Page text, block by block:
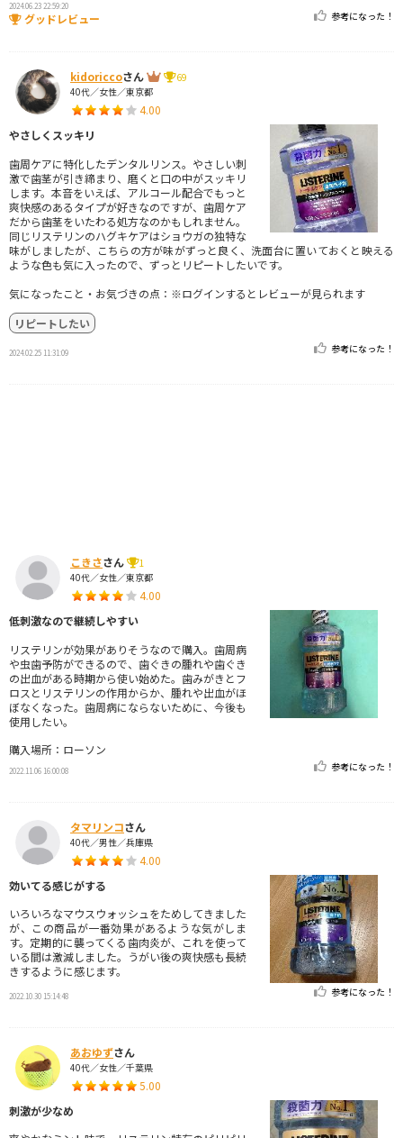
2024.06.23 22:59:20
グッドレビュー 参考になった！
kidoriccoさん
69
40代／女性／東京都
4.00
やさしくスッキリ
歯周ケアに特化したデンタルリンス。やさしい刺
激で歯茎が引き締まり、磨くと口の中がスッキリ
します。本音をいえば、アルコール配合でもっと
爽快感のあるタイプが好きなのですが、歯周ケア
だから歯茎をいたわる処方なのかもしれません。
同じリステリンのハグキケアはショウガの独特な
味がしましたが、こちらの方が味がずっと良く、洗面台に置いておくと映える
ような色も気に入ったので、ずっとリピートしたいです。
気になったこと・お気づきの点：※ログインするとレビューが見られます
リピートしたい
2024.02.25 11:31:09 参考になった！
こきささん
1
40代／女性／東京都
4.00
低刺激なので継続しやすい
リステリンが効果がありそうなので購入。歯周病
や虫歯予防ができるので、歯ぐきの腫れや歯ぐき
の出血がある時期から使い始めた。歯みがきとフ
ロスとリステリンの作用からか、腫れや出血がほ
ぼなくなった。歯周病にならないために、今後も
使用したい。
購入場所：ローソン
2022.11.06 16:00:08 参考になった！
タマリンコさん
40代／男性／兵庫県
4.00
効いてる感じがする
いろいろなマウスウォッシュをためしてきました
が、この商品が一番効果があるような気がしま
す。定期的に襲ってくる歯肉炎が、これを使って
いる間は激減しました。うがい後の爽快感も長続
きするように感じます。
2022.10.30 15:14:48 参考になった！
あおゆずさん
40代／女性／千葉県
5.00
刺激が少なめ